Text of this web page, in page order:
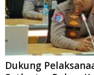
Dukung